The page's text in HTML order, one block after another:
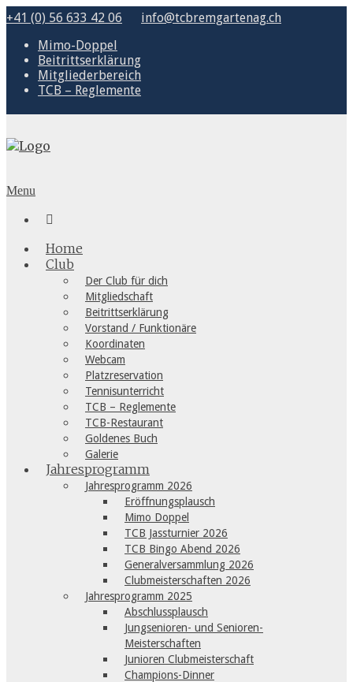
+41 (0) 56 633 42 06
info@tcbremgartenag.ch
Mimo-Doppel
Beitrittserklärung
Mitgliederbereich
TCB – Reglemente
Menu

Home
Club
Der Club für dich
Mitgliedschaft
Beitrittserklärung
Vorstand / Funktionäre
Koordinaten
Webcam
Platzreservation
Tennisunterricht
TCB – Reglemente
TCB-Restaurant
Goldenes Buch
Galerie
Jahresprogramm
Jahresprogramm 2026
Eröffnungsplausch
Mimo Doppel
TCB Jassturnier 2026
TCB Bingo Abend 2026
Generalversammlung 2026
Clubmeisterschaften 2026
Jahresprogramm 2025
Abschlussplausch
Jungsenioren- und Senioren-
Meisterschaften
Junioren Clubmeisterschaft
Champions-Dinner